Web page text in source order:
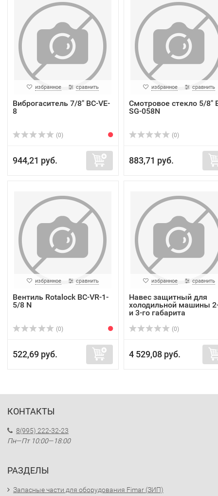
избранное сравнить
Виброгаситель 7/8" BC-VE-
8
(0)
944,21 руб.
избранное сравнить
Смотровое стекло 5/8"
SG-058N
(0)
883,71 руб.
избранное сравнить
Вентиль Rotalock BC-VR-1-
5/8 N
(0)
522,69 руб.
избранное сравнить
Навес защитный для
холодильной машины
и 3-го габарита
(0)
4 529,08 руб.
КОНТАКТЫ
8(995) 222-32-23
Пн—Пт 10:00—18:00
РАЗДЕЛЫ
Запасные части для оборудования Fimar (ЗИП)